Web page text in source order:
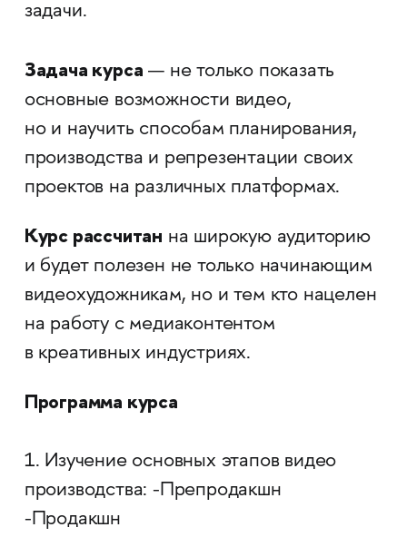
задачи.
Задача курса — не только показать
основные возможности видео,
но и научить способам планирования,
производства и репрезентации своих
проектов на различных платформах.
Курс рассчитан на широкую аудиторию
и будет полезен не только начинающим
видеохудожникам, но и тем кто нацелен
на работу с медиаконтентом
в креативных индустриях.
Программа курса
1. Изучение основных этапов видео
производства: -Препродакшн
-Продакшн